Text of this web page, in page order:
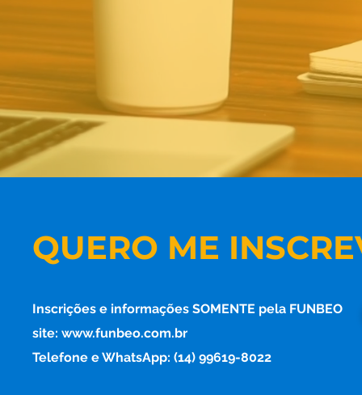
QUERO ME
Inscrições e informações SOMENTE pela FUNBEO
site: www.funbeo.com.br
Telefone e WhatsApp: (14) 99619-8022